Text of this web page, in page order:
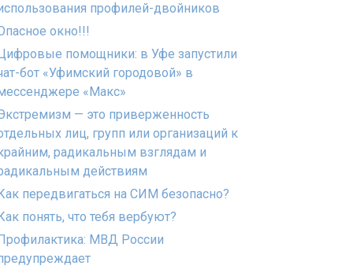
профилей-двойников
окно!!!
помощники: в Уфе запустили
бот «Уфимский городовой» в
«Макс»
— это приверженность
лиц, групп или организаций к
радикальным взглядам и
действиям
передвигаться на СИМ безопасно?
понять, что тебя вербуют?
МВД России